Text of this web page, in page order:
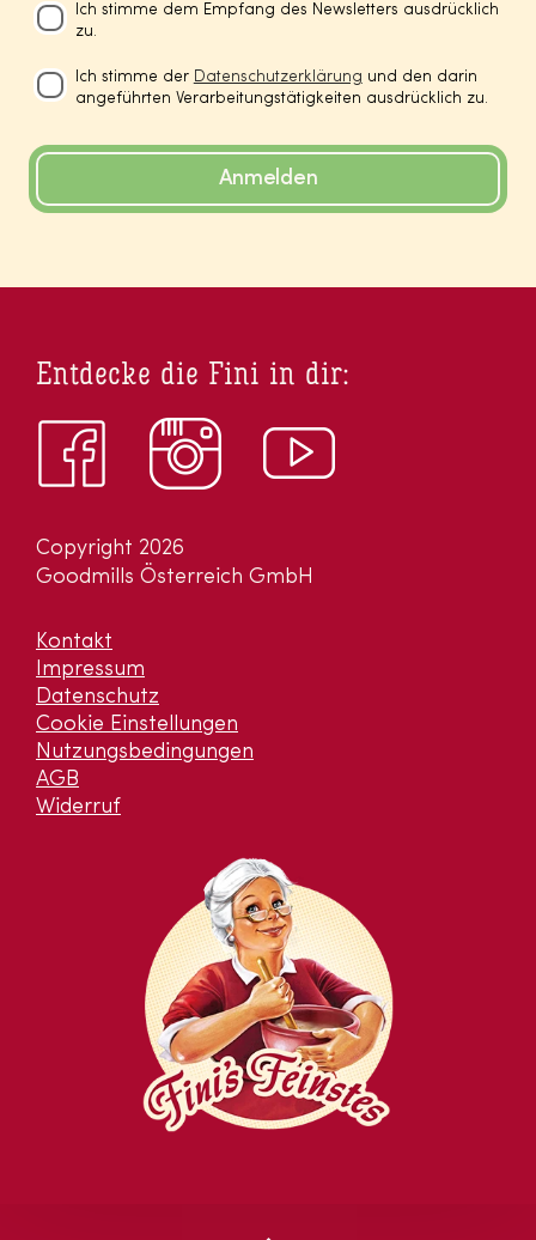
Ich stimme dem Empfang des Newsletters ausdrücklich
zu.
Ich stimme der Datenschutzerklärung und den darin
angeführten Verarbeitungstätigkeiten ausdrücklich zu.
Anmelden
Copyright 2026
Goodmills Österreich GmbH
Kontakt
Impressum
Datenschutz
Cookie Einstellungen
Nutzungsbedingungen
AGB
Widerruf
Entdecke die Fini in dir: